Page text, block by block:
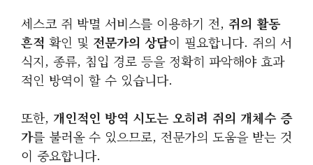
세스코 쥐 박멸 서비스를 이용하기 전, 쥐의 활동
흔적 확인 및 전문가의 상담이 필요합니다. 쥐의 서
식지, 종류, 침입 경로 등을 정확히 파악해야 효과
적인 방역이 할 수 있습니다.
또한, 개인적인 방역 시도는 오히려 쥐의 개체수 증
가를 불러올 수 있으므로, 전문가의 도움을 받는 것
이 중요합니다.